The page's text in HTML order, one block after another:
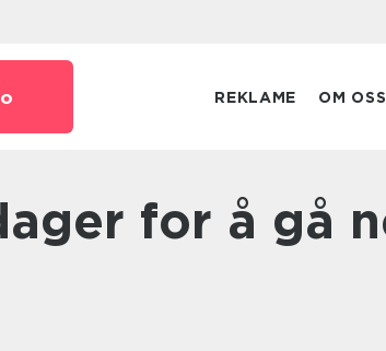
REKLAME OM OSS